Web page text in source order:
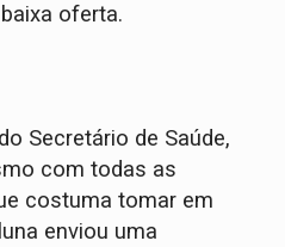
oferta.
Secretário de Saúde,
com todas as
costuma tomar em
enviou uma